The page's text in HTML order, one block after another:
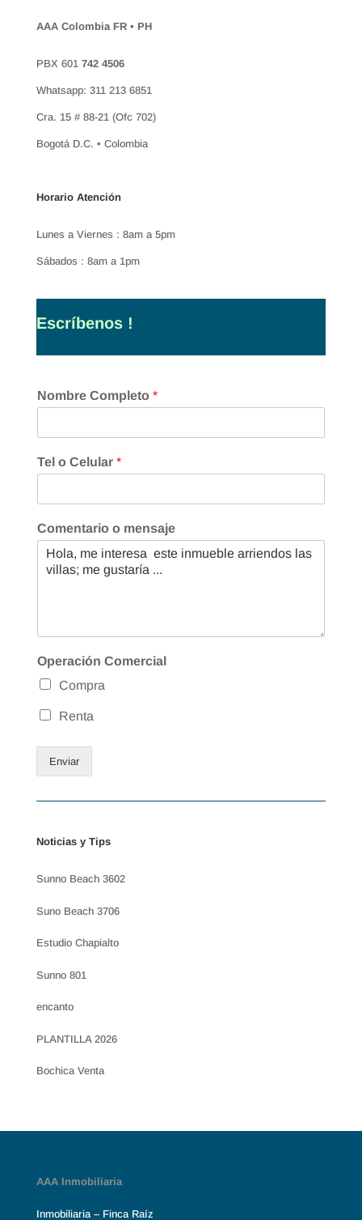
AAA Colombia FR • PH
PBX 601 742 4506
Whatsapp: 311 213 6851
Cra. 15 # 88-21 (Ofc 702)
Bogotá D.C. • Colombia
Horario Atención
Lunes a Viernes : 8am a 5pm
Sábados : 8am a 1pm
Escríbenos !
Nombre Completo *
Tel o Celular *
Comentario o mensaje
Operación Comercial
Compra
Renta
Enviar
Noticias y Tips
Sunno Beach 3602
Suno Beach 3706
Estudio Chapialto
Sunno 801
encanto
PLANTILLA 2026
Bochica Venta
AAA Inmobiliaria
Inmobiliaria – Finca Raíz